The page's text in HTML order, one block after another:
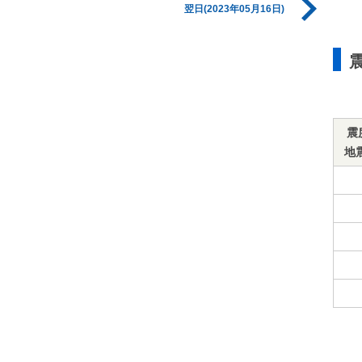
翌日(2023年05月16日)
震
地